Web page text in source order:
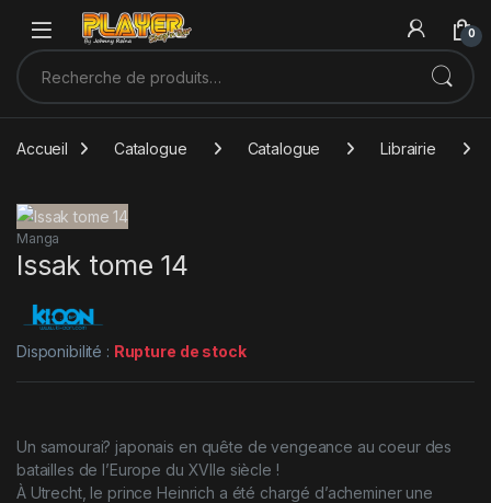
Sauter à la navigation
Skip to content
0
Recherche pour :
Accueil Catalogue Catalogue Librairie
Manga
Issak tome 14
Disponibilité : Rupture de stock
Un samourai? japonais en quête de vengeance au coeur des
batailles de l’Europe du XVIIe siècle !
À Utrecht, le prince Heinrich a été chargé d’acheminer une